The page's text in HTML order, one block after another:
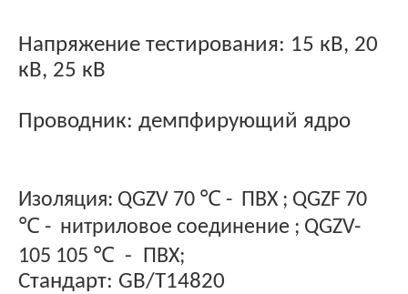
Напряжение тестирования: 15 кВ, 20
кВ, 25 кВ
Проводник: демпфирующий ядро
Изоляция: QGZV 70 ℃ - ПВХ ; QGZF 70
℃ - нитриловое соединение ; QGZV-
105 105 ℃ - ПВХ;
Стандарт: GB/T14820